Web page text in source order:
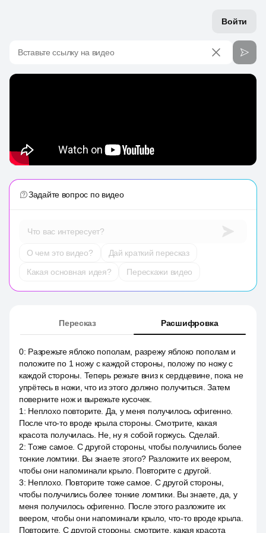
Войти
Вставьте ссылку на видео
Задайте вопрос по видео
Что вас интересует?
О чем это видео?
Дай краткий пересказ
Какая основная идея?
Перескажи видео
Пересказ Расшифровка
0: Разрежьте яблоко пополам, разрежу яблоко пополам и
положите по 1 ножу с каждой стороны, положу по ножу с
каждой стороны. Теперь режьте вниз к сердцевине, пока не
упрётесь в ножи, что из этого должно получиться. Затем
поверните нож и вырежьте кусочек.
1 : Неплохо повторите. Да, у меня получилось офигенно.
После что-то вроде крыла стороны. Смотрите, какая
красота получилась. Не, ну я собой горжусь. Сделай.
2:Тоже самое. С другой стороны, чтобы получились более
тонкие ломтики. Вы знаете этого? Разложите их веером,
чтобы они напоминали крыло. Повторите с другой.
3: Неплохо. Повторите тоже самое. С другой стороны,
чтобы получились более тонкие ломтики. Вы знаете, да, у
меня получилось офигенно. После этого разложите их
веером, чтобы они напоминали крыло, что-то вроде крыла.
Повторите. С другой стороны, смотрите, какая красота